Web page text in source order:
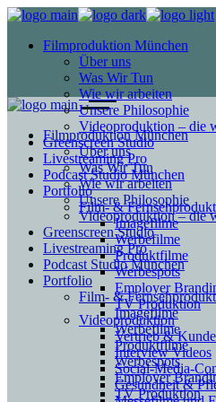
Filmproduktion München
Über uns
Was Wir Tun
Wie wir arbeiten
Unsere Philosophie
Videoproduktion – die
Greenscreen Studio
Livestreaming Pro
Podcast Studio München
Portfolio
Film- &
Imagefilme
Werbefilme
Produktfilme
Werbespots
Employer
TV Produktion
Videoproduktion
Vertrieb &
Interview Videos
Social-Media-
Gesundheit &
Filmproduktion München
Über uns
Was Wir Tun
Wie wir arbeiten
Unsere Philosophie
Videoproduktion – die
Greenscreen Studio
Livestreaming Pro
Podcast Studio München
Portfolio
Film- &
Imagefilme
Werbefilme
Produktfilme
Werbespots
Employer
TV Produktion